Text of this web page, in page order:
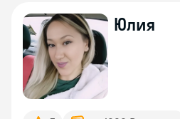
Юлия